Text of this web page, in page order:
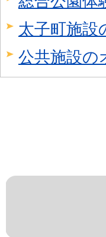
太子町施設
公共施設の